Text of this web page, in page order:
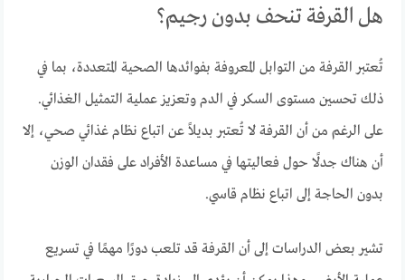
هل القرفة تنحف بدون رجيم؟
تُعتبر القرفة من التوابل المعروفة بفوائدها الصحية المتعددة، بما في
ذلك تحسين مستوى السكر في الدم وتعزيز عملية التمثيل الغذائي.
على الرغم من أن القرفة لا تُعتبر بديلاً عن اتباع نظام غذائي صحي، إلا
أن هناك جدلًا حول فعاليتها في مساعدة الأفراد على فقدان الوزن
بدون الحاجة إلى اتباع نظام قاسي.
تشير بعض الدراسات إلى أن القرفة قد تلعب دورًا مهمًا في تسريع